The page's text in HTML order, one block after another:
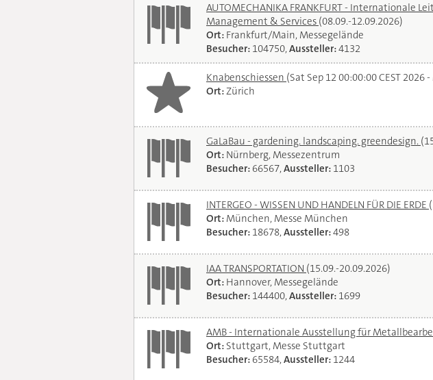
AUTOMECHANIKA FRANKFURT - Internationale
Management & Services (08.09.-12.09.2026)
Ort: Frankfurt/Main, Messegelände
Besucher: 104750,Aussteller:4132
Knabenschiessen (Sat Sep 12 00:00:00 CEST 2026
Ort:Zürich
GaLaBau - gardening. landscaping. greendesign.
Ort: Nürnberg, Messezentrum
Besucher: 66567,Aussteller: 1103
INTERGEO - WISSEN UND HANDELN FÜR DIE ERDE
Ort: München, Messe München
Besucher: 18678,Aussteller:498
IAA TRANSPORTATION (15.09.-20.09.2026)
Ort: Hannover, Messegelände
Besucher: 144400,Aussteller: 1699
AMB - Internationale Ausstellung für
Ort: Stuttgart, Messe Stuttgart
Besucher: 65584,Aussteller: 1244